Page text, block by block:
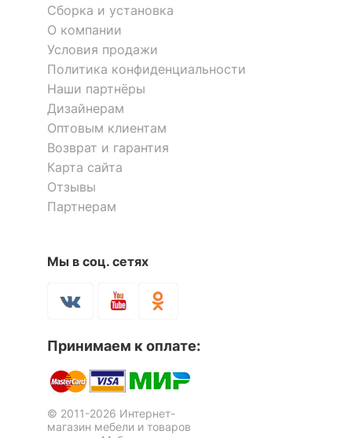
ОСОБЕННОСТИ ПРИМЕНЕНИЯ
Рекомендуемые
помещения
Прихожая, Спальня
Скрыть
Скрыть
Сборка и установка
О компании
Условия продажи
Политика конфиденциальности
Наши партнёры
Дизайнерам
Оптовым клиентам
Возврат и гарантия
Карта сайта
Отзывы
Партнерам
Мы в соц. сетях
Принимаем к оплате:
© 2011-2026 Интернет-
магазин мебели и товаров